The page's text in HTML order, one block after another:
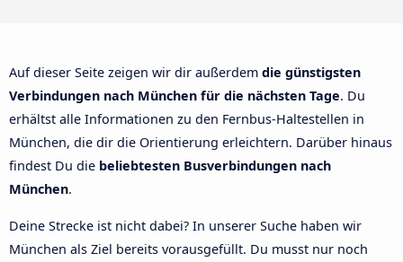
Auf dieser Seite zeigen wir dir außerdem die günstigsten
Verbindungen nach München für die nächsten Tage. Du
erhältst alle Informationen zu den Fernbus-Haltestellen in
München, die dir die Orientierung erleichtern. Darüber hinaus
findest Du die beliebtesten Busverbindungen nach
München.
Deine Strecke ist nicht dabei? In unserer Suche haben wir
München als Ziel bereits vorausgefüllt. Du musst nur noch